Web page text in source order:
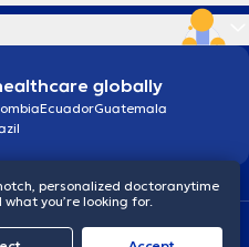
globally
EcuadorGuatemala
Data Protection Policy
personalized doctoranytime
you’re looking for.